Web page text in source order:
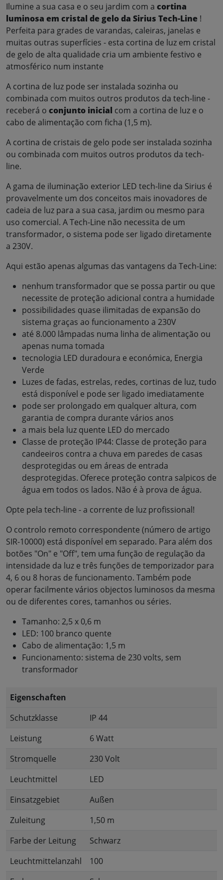
Ilumine a sua casa e o seu jardim com a cortina
luminosa em cristal de gelo da Sirius Tech-Line !
Perfeita para grades de varandas, caleiras, janelas e
muitas outras superfícies - esta cortina de luz em cristal
de gelo de alta qualidade cria um ambiente festivo e
atmosférico num instante
A cortina de luz pode ser instalada sozinha ou
combinada com muitos outros produtos da tech-line -
receberá o conjunto inicial com a cortina de luz e o
cabo de alimentação com ficha (1,5 m).
A cortina de cristais de gelo pode ser instalada sozinha
ou combinada com muitos outros produtos da tech-
line.
A gama de iluminação exterior LED tech-line da Sirius é
provavelmente um dos conceitos mais inovadores de
cadeia de luz para a sua casa, jardim ou mesmo para
uso comercial. A Tech-Line não necessita de um
transformador, o sistema pode ser ligado diretamente
a 230V.
Aqui estão apenas algumas das vantagens da Tech-Line:
nenhum transformador que se possa partir ou que
necessite de proteção adicional contra a humidade
possibilidades quase ilimitadas de expansão do
sistema graças ao funcionamento a 230V
até 8.000 lâmpadas numa linha de alimentação ou
apenas numa tomada
tecnologia LED duradoura e económica, Energia
Verde
Luzes de fadas, estrelas, redes, cortinas de luz, tudo
está disponível e pode ser ligado imediatamente
pode ser prolongado em qualquer altura, com
garantia de compra durante vários anos
a mais bela luz quente LED do mercado
Classe de proteção IP44: Classe de proteção para
candeeiros contra a chuva em paredes de casas
desprotegidas ou em áreas de entrada
desprotegidas. Oferece proteção contra salpicos de
água em todos os lados. Não é à prova de água.
Opte pela tech-line - a corrente de luz profissional!
O controlo remoto correspondente (número de artigo
SIR-10000) está disponível em separado. Para além dos
botões "On" e "Off", tem uma função de regulação da
intensidade da luz e três funções de temporizador para
4, 6 ou 8 horas de funcionamento. Também pode
operar facilmente vários objectos luminosos da mesma
ou de diferentes cores, tamanhos ou séries.
Tamanho: 2,5 x 0,6 m
LED: 100 branco quente
Cabo de alimentação: 1,5 m
Funcionamento: sistema de 230 volts, sem
transformador
Eigenschaften
Schutzklasse
IP 44
Leistung
6 Watt
Stromquelle
230 Volt
Leuchtmittel
LED
Einsatzgebiet
Außen
Zuleitung
1,50 m
Farbe der Leitung
Schwarz
Leuchtmittelanzahl
100